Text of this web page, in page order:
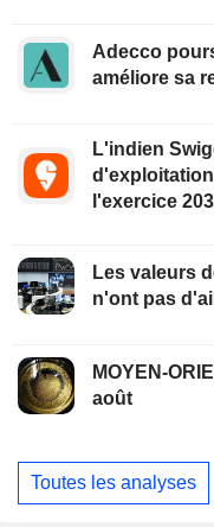
Adecco
améliore sa
L'indien
l'exercice
Les valeurs
n'ont pas
MOYEN-
août
Toutes les analyses